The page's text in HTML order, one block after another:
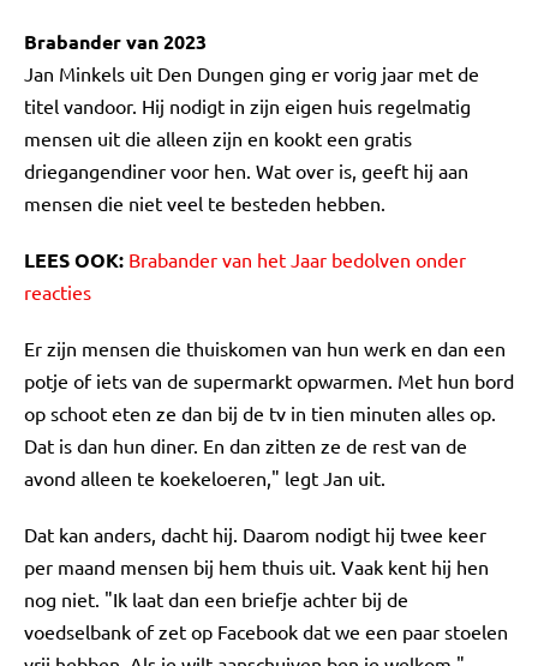
Brabander van 2023
Jan Minkels uit Den Dungen ging er vorig jaar met de
titel vandoor. Hij nodigt in zijn eigen huis regelmatig
mensen uit die alleen zijn en kookt een gratis
driegangendiner voor hen. Wat over is, geeft hij aan
mensen die niet veel te besteden hebben.
LEES OOK: Brabander van het Jaar bedolven onder
reacties
Er zijn mensen die thuiskomen van hun werk en dan een
potje of iets van de supermarkt opwarmen. Met hun bord
op schoot eten ze dan bij de tv in tien minuten alles op.
Dat is dan hun diner. En dan zitten ze de rest van de
avond alleen te koekeloeren," legt Jan uit.
Dat kan anders, dacht hij. Daarom nodigt hij twee keer
per maand mensen bij hem thuis uit. Vaak kent hij hen
nog niet. "Ik laat dan een briefje achter bij de
voedselbank of zet op Facebook dat we een paar stoelen